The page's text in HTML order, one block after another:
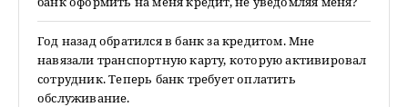
Год назад обратился в банк за кредитом. Мне
навязали транспортную карту, которую активировал
сотрудник. Теперь банк требует оплатить
обслуживание.